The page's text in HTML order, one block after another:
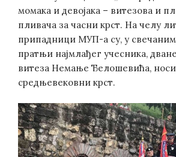
момака и девојака – витезова и
пливача за часни крст. На челу
припадници МУП-а су, у
пратњи најмлађег учесника,
витеза Немање Ђелошевића,
средњевековни крст.